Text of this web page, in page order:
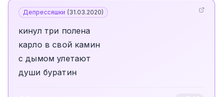
Депрессяшки (31.03.2020)
кинул три полена
карло в свой камин
с дымом улетают
души буратин